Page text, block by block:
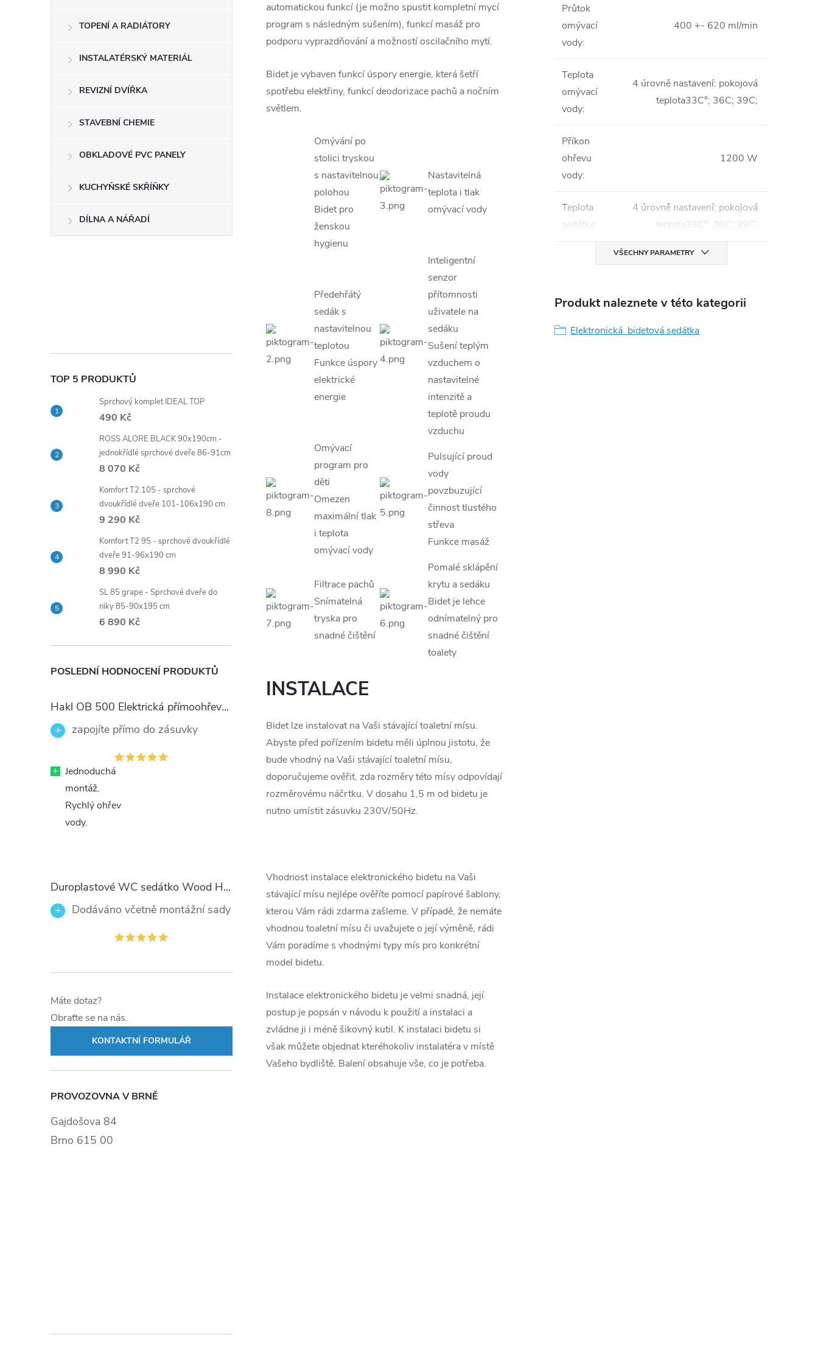
TOPENÍ A RADIÁTORY
INSTALATÉRSKÝ MATERIÁL
REVIZNÍ DVÍŘKA
STAVEBNÍ CHEMIE
OBKLADOVÉ PVC PANELY
KUCHYŇSKÉ SKŘÍŇKY
DÍLNA A NÁŘADÍ
TOP 5 PRODUKTŮ
Sprchový komplet IDEAL TOP
490 Kč
ROSS ALORE BLACK 90x190cm -
jednokřídlé sprchové dveře 86-91cm
8 070 Kč
Komfort T2 105 - sprchové
dvoukřídlé dveře 101-106x190 cm
9 290 Kč
Komfort T2 95 - sprchové dvoukřídlé
dveře 91-96x190 cm
8 990 Kč
SL 85 grape - Sprchové dveře do
niky 85-90x195 cm
6 890 Kč
POSLEDNÍ HODNOCENÍ PRODUKTŮ
Hakl OB 500 Elektrická přímoohřevná vodovodní baterie, černé flexi ramínko
zapojíte přímo do zásuvky
+ Jednoduchá
montáž.
Rychlý ohřev
vody.
Duroplastové WC sedátko Wood Heart 82377 se zpomalovacím mechanismem SOFT-CLOSE
Dodáváno včetně montážní sady
Máte dotaz?
Obraťte se na nás.
KONTAKTNÍ FORMULÁŘ
PROVOZOVNA V BRNĚ
Gajdošova 84
Brno 615 00
automatickou funkcí (je možno spustit kompletní mycí
program s následným sušením), funkcí masáž pro
podporu vyprazdňování a možností oscilačního mytí.
Bidet je vybaven funkcí úspory energie, která šetří
spotřebu elektřiny, funkcí deodorizace pachů a nočním
světlem.
Omývání po
stolici tryskou
s nastavitelnou
polohou
Bidet pro
ženskou
hygienu
Nastavitelná
teplota i tlak
omývací vody
Předehřátý
sedák s
nastavitelnou
teplotou
Funkce úspory
elektrické
energie
Inteligentní
senzor
přítomnosti
uživatele na
sedáku
Sušení teplým
vzduchem o
nastavitelné
intenzitě a
teplotě proudu
vzduchu
Omývací
program pro
děti
Omezen
maximální tlak
i teplota
omývací vody
Pulsující proud
vody
povzbuzující
činnost tlustého
střeva
Funkce masáž
Filtrace pachů
Snímatelná
tryska pro
snadné čištění
Pomalé sklápění
krytu a sedáku
Bidet je lehce
odnímatelný pro
snadné čištění
toalety
INSTALACE
Bidet lze instalovat na Vaši stávající toaletní mísu.
Abyste před pořízením bidetu měli úplnou jistotu, že
bude vhodný na Vaši stávající toaletní mísu,
doporučujeme ověřit, zda rozměry této mísy odpovídají
rozměrovému náčrtku. V dosahu 1,5 m od bidetu je
nutno umístit zásuvku 230V/50Hz.
Vhodnost instalace elektronického bidetu na Vaši
stávající mísu nejlépe ověříte pomocí papírové šablony,
kterou Vám rádi zdarma zašleme. V případě, že nemáte
vhodnou toaletní mísu či uvažujete o její výměně, rádi
Vám poradíme s vhodnými typy mís pro konkrétní
model bidetu.
Instalace elektronického bidetu je velmi snadná, její
postup je popsán v návodu k použití a instalaci a
zvládne ji i méně šikovný kutil. K instalaci bidetu si
však můžete objednat kteréhokoliv instalatéra v místě
Vašeho bydliště. Balení obsahuje vše, co je potřeba.
Průtok
omývací
vody:
400 +- 620 ml/min
Teplota
omývací
vody:
4 úrovně nastavení: pokojová
teplota33C°; 36C; 39C;
Příkon
ohřevu
vody:
1200 W
Teplota
sedátka:
4 úrovně nastavení: pokojová
teplota33C°; 36C; 39C;
VŠECHNY PARAMETRY
Produkt naleznete v této kategorii
Elektronická bidetová sedátka